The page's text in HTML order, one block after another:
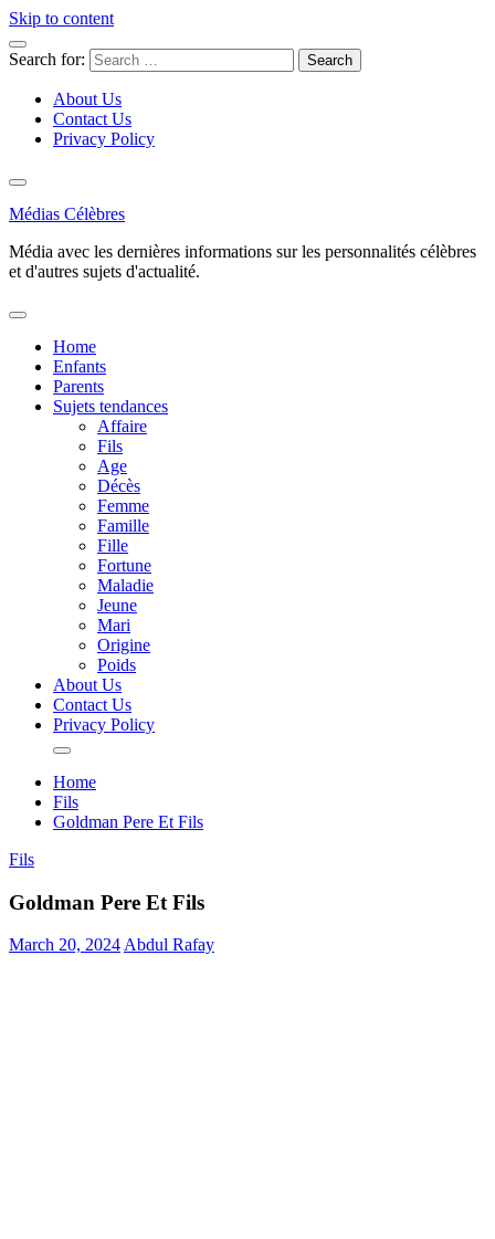
Skip to content
Search for:
About Us
Contact Us
Privacy Policy
Médias Célèbres
Média avec les dernières informations sur les personnalités célèbres
et d'autres sujets d'actualité.
Home
Enfants
Parents
Sujets tendances
Affaire
Fils
Age
Décès
Femme
Famille
Fille
Fortune
Maladie
Jeune
Mari
Origine
Poids
About Us
Contact Us
Privacy Policy
Home
Fils
Goldman Pere Et Fils
Fils
Goldman Pere Et Fils
March 20, 2024Abdul Rafay